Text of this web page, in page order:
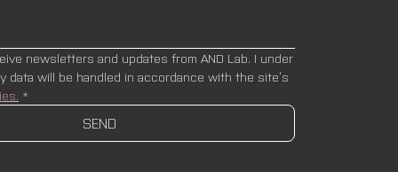
newsletters and updates from AND Lab. I under
*
SEND